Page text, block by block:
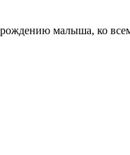
малыша, ко